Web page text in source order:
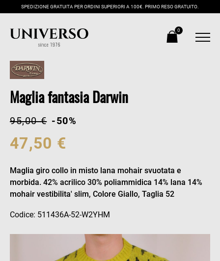
SPEDIZIONE GRATUITA PER ORDINI SUPERIORI A 100€. PRIMO RESO GRATUITO.
0
Maglia fantasia Darwin
95,00 € -50%
47,50 €
Maglia giro collo in misto lana mohair svuotata e
morbida. 42% acrilico 30% poliammidica 14% lana 14%
mohair vestibilita' slim, Colore Giallo, Taglia 52
Codice: 511436A-52-W2YHM